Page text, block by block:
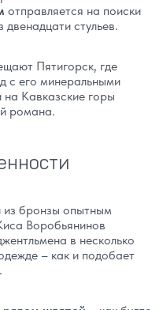
отправляется на поиски
стульев.
Пятигорск, где
с его минеральными
Кавказские горы
романа.
из бронзы опытным
Воробьянинов
в несколько
– как и подобает